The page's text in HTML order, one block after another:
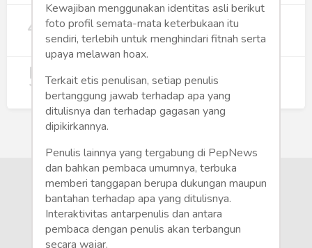
4 Rumah Subsidi dan Upaya Negara
Wujudkan Hunian Inklusif
240
5 Perluas Distribusi Manfaat APBN
214
Kewajiban menggunakan identitas asli berikut
foto profil semata-mata keterbukaan itu
sendiri, terlebih untuk menghindari fitnah serta
upaya melawan hoax.
Terkait etis penulisan, setiap penulis
bertanggung jawab terhadap apa yang
ditulisnya dan terhadap gagasan yang
dipikirkannya.
Penulis lainnya yang tergabung di PepNews
dan bahkan pembaca umumnya, terbuka
memberi tanggapan berupa dukungan maupun
bantahan terhadap apa yang ditulisnya.
Interaktivitas antarpenulis dan antara
pembaca dengan penulis akan terbangun
secara wajar.